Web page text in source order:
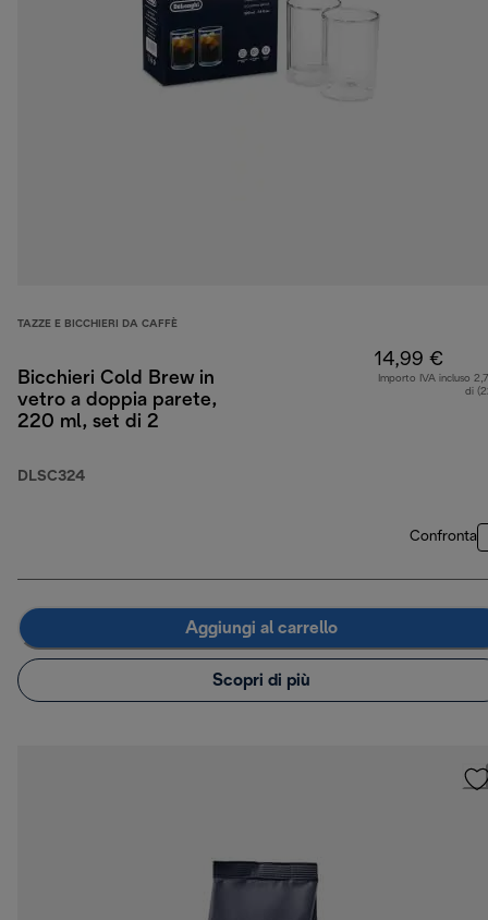
TAZZE E BICCHIERI DA CAFFÈ
Bicchieri Cold Brew in
vetro a doppia parete,
220 ml, set di 2
DLSC324
14,99 €
Importo IVA incluso
di
Confronta
Aggiungi al carrello
Scopri di più